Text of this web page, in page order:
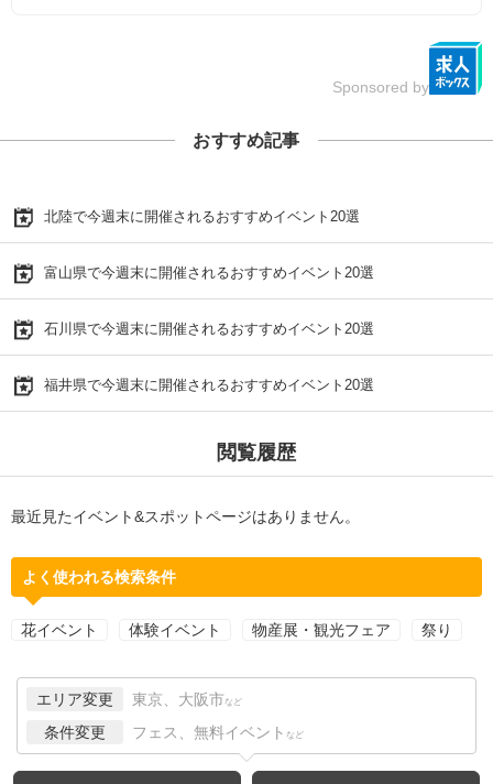
Sponsored by
おすすめ記事
北陸で今週末に開催されるおすすめイベント20選
富山県で今週末に開催されるおすすめイベント20選
石川県で今週末に開催されるおすすめイベント20選
福井県で今週末に開催されるおすすめイベント20選
閲覧履歴
最近見たイベント&スポットページはありません。
よく使われる検索条件
花イベント 体験イベント 物産展・観光フェア 祭り
エリア変更 東京、大阪市 など
条件変更 フェス、無料イベント など